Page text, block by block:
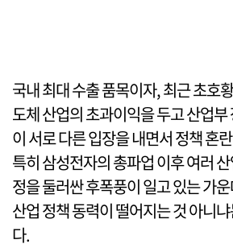
국내 최대 수출 품목이자, 최근 초호
도체 산업의 초과이익을 두고 산업
이 서로 다른 입장을 내면서 정책 혼
특히 삼성전자의 총파업 이후 여러
정을 둘러싼 후폭풍이 일고 있는 가
산업 정책 동력이 떨어지는 것 아니
다.